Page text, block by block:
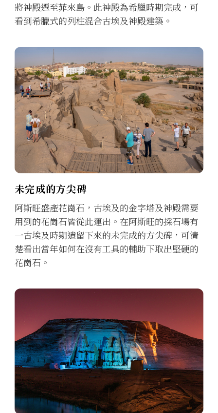
將神殿遷至菲來島。此神殿為希臘時期完成，可
看到希臘式的列柱混合古埃及神殿建築。
未完成的方尖碑
阿斯旺盛產花崗石，古埃及的金字塔及神殿需要
用到的花崗石皆從此運出。在阿斯旺的採石場有
一古埃及時期遺留下來的未完成的方尖碑，可清
楚看出當年如何在沒有工具的輔助下取出堅硬的
花崗石。